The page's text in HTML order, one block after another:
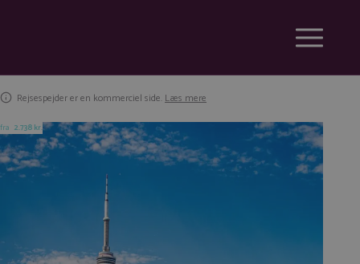
Rejsespejder er en kommerciel side. Læs mere
fra 2.738 kr.